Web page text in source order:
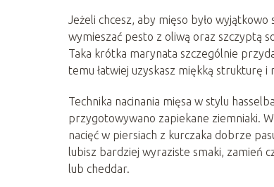
Jeżeli chcesz, aby mięso było
wymieszać pesto z oliwą oraz szczyptą
Taka krótka marynata szczególnie
temu łatwiej uzyskasz miękką strukturę
Technika nacinania mięsa w stylu
przygotowywano zapiekane ziemniaki.
nacięć w piersiach z kurczaka dobrze
lubisz bardziej wyraziste smaki, zamień
lub cheddar.